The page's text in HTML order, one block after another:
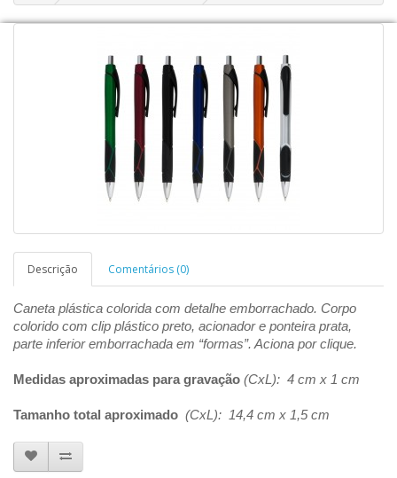
Descrição Comentários (0)
Caneta plástica colorida com detalhe emborrachado. Corpo
colorido com clip plástico preto, acionador e ponteira prata,
parte inferior emborrachada em “formas”. Aciona por clique.
Medidas aproximadas para gravação (CxL): 4 cm x 1 cm
Tamanho total aproximado (CxL): 14,4 cm x 1,5 cm